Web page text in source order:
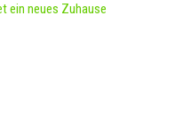
ein neues Zuhause